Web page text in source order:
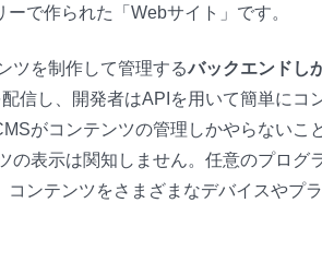
で作られた「Webサイト」です。
ツを制作して管理するバックエンドし
信し、開発者はAPIを用いて簡単にコ
がコンテンツの管理しかやらないこ
の表示は関知しません。任意のプログ
コンテンツをさまざまなデバイスやプ